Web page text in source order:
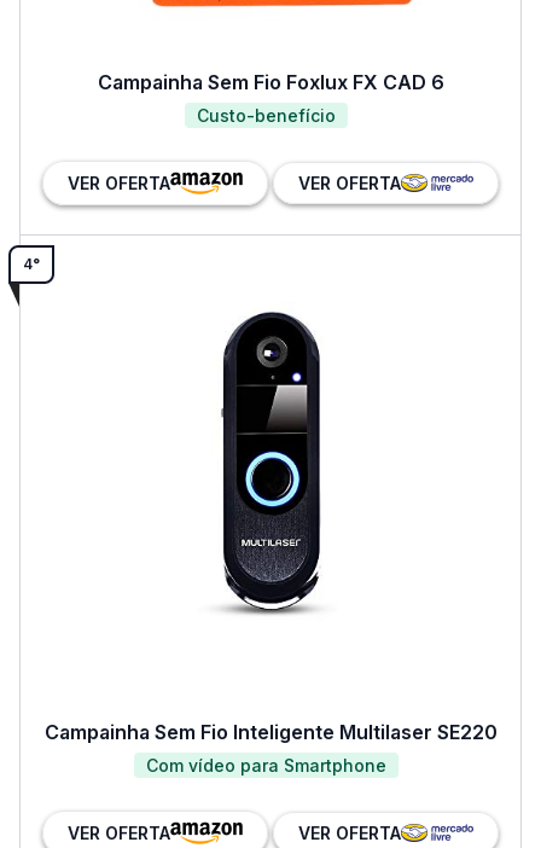
Campainha Sem Fio Foxlux FX CAD 6
Custo-benefício
VER OFERTA VER OFERTA
4°
Campainha Sem Fio Inteligente Multilaser SE220
Com vídeo para Smartphone
VER OFERTA VER OFERTA